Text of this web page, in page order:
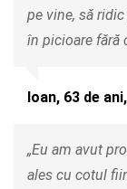
pe vine, să
în picioare fără
Ioan, 63 de
„Eu am avut
ales cu cotul